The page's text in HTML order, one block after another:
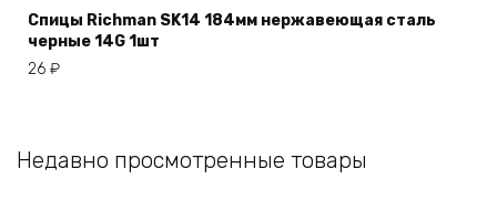
Спицы Richman SK14 184мм нержавеющая сталь
черные 14G 1шт
26 ₽
Недавно просмотренные товары